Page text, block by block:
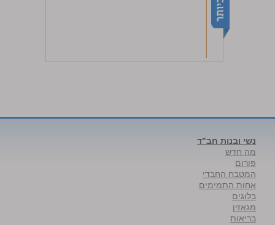
נשי ובנות חב"ד
מה חדש
פורום
המטבח החבדי
אחות התמימים
בלוגים
מגאזין
בריאות